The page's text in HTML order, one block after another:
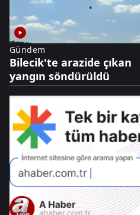
Gündem
Bilecik'te arazide çıkan
yangın söndürüldü